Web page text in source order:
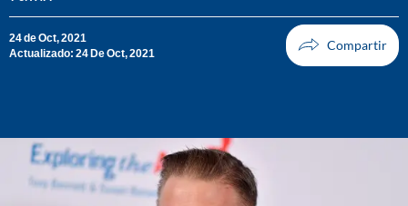
24 de Oct, 2021
Actualizado: 24 De Oct, 2021